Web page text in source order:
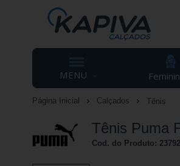
MENU
Página Inicial Calçados Tênis
Tênis Puma
Cod. do Produto: